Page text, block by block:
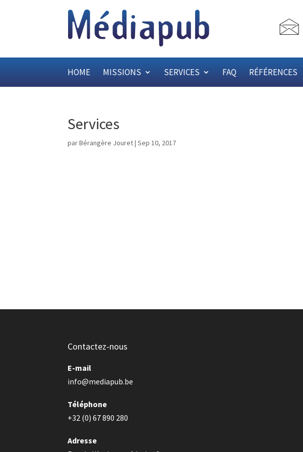
HOME MISSIONS SERVICES FAQ RÉFÉRENCES
Services
parBérangère Jouret|Sep 10, 2017
Contactez-nous
E-mail
info@mediapub.be
Téléphone
+32 (0) 67 890 280
Adresse